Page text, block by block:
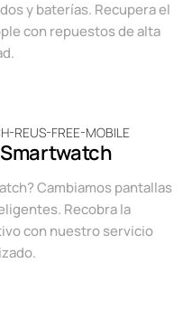
y baterías. Recupera el
con repuestos de alta
Cambiamos pantallas
Recobra la
con nuestro servicio